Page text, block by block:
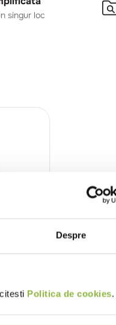
Despre
Politica de cookies.
singur loc